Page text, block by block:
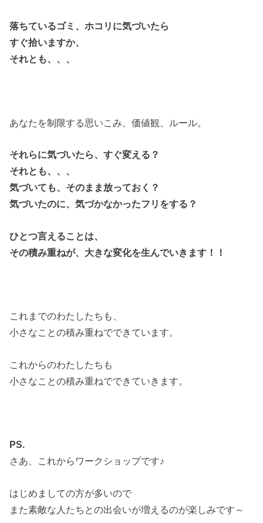
落ちているゴミ、ホコリに気づいたら
すぐ拾いますか、
それとも、、、
あなたを制限する思いこみ、価値観、ルール。
それらに気づいたら、すぐ変える？
それとも、、、
気づいても、そのまま放っておく？
気づいたのに、気づかなかったフリをする？
ひとつ言えることは、
その積み重ねが、大きな変化を生んでいきます！！
これまでのわたしたちも、
小さなことの積み重ねでできています。
これからのわたしたちも
小さなことの積み重ねでできていきます。
PS.
さあ、これからワークショップです♪
はじめましての方が多いので
また素敵な人たちとの出会いが増えるのが楽しみです～